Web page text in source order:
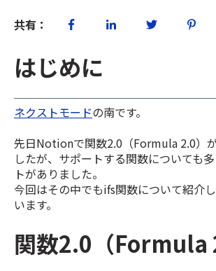
共有：
はじめに
ネクストモードの南です。
先日Notionで関数2.0（Formula 2.0）
したが、サポートする関数についても
トがありました。
今回はその中でもifs関数について紹介
います。
関数2.0（Formula